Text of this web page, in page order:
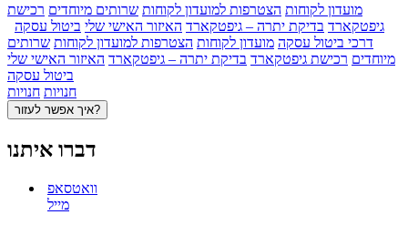
מועדון לקוחות הצטרפות למועדון לקוחות שרותים מיוחדים רכישת
גיפטקארד בדיקת יתרה – גיפטקארד האיזור האישי שלי ביטול עסקה
דרכי ביטול עסקה מועדון לקוחות הצטרפות למועדון לקוחות שרותים
מיוחדים רכישת גיפטקארד בדיקת יתרה – גיפטקארד האיזור האישי שלי
ביטול עסקה
חנויות חנויות
איך אפשר לעזור?
דברו איתנו
וואטסאפ
מייל